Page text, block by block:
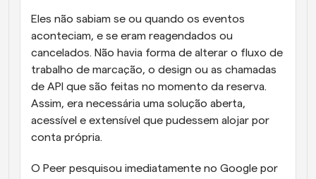
Eles não sabiam se ou quando os eventos
aconteciam, e se eram reagendados ou
cancelados. Não havia forma de alterar o fluxo de
trabalho de marcação, o design ou as chamadas
de API que são feitas no momento da reserva.
Assim, era necessária uma solução aberta,
acessível e extensível que pudessem alojar por
conta própria.
O Peer pesquisou imediatamente no Google por